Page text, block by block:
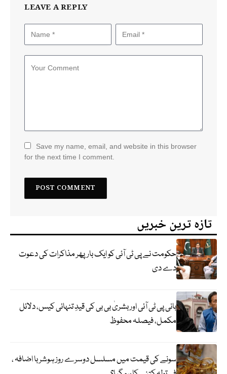
LEAVE A REPLY
Save my name, email, and website in this browser
for the next time I comment.
تازہ ترین خبریں
حکومت نے پی ٹی آئی کو ایک بارپھر مذاکرات کی دعوت
دے دی
بانی پی ٹی آئی اور بشریٰ بی بی کی قیدِ تنہائی کیس، دلائل
مکمل، فیصلہ محفوظ
سونے کی قیمت میں مسلسل دوسرے روز ہوشربا اضافہ ،